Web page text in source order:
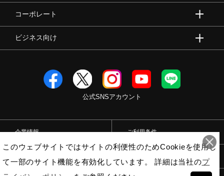
コーポレート
ビジネス向け
公式SNSアカウント
企業情報 ご利用条件
このウェブサイトではサイトの利便性のためCookieを使用し
て一部のサイト機能を有効化しています。 詳細は当社のプ